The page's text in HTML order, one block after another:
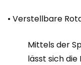
• Verstellbare
Mittels der
lässt sich